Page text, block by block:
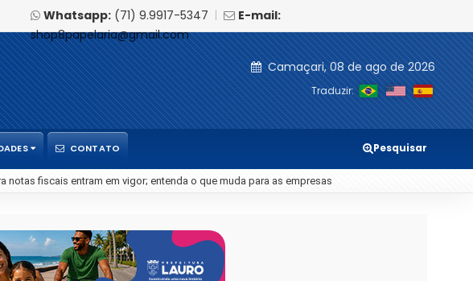
Whatsapp:(71) 9.9917-5347 |
E-mail:
shop8papelaria@gmail.com
Camaçari, 08 de ago de 2026
Traduzir:
CONTATO Pesquisar
Artificial, formar estudantes críticos se torna o maior desafio da educação